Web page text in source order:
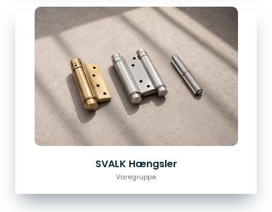
SVALK Hængsler
Varegruppe